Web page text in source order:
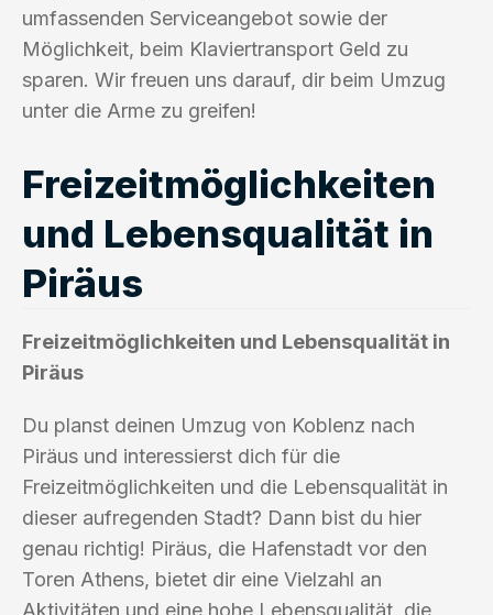
umfassenden Serviceangebot sowie der
Möglichkeit, beim Klaviertransport Geld zu
sparen. Wir freuen uns darauf, dir beim Umzug
unter die Arme zu greifen!
Freizeitmöglichkeiten
und Lebensqualität in
Piräus
Freizeitmöglichkeiten und Lebensqualität in
Piräus
Du planst deinen Umzug von Koblenz nach
Piräus und interessierst dich für die
Freizeitmöglichkeiten und die Lebensqualität in
dieser aufregenden Stadt? Dann bist du hier
genau richtig! Piräus, die Hafenstadt vor den
Toren Athens, bietet dir eine Vielzahl an
Aktivitäten und eine hohe Lebensqualität, die